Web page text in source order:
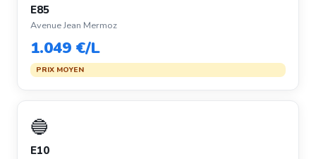
E85
Avenue Jean Mermoz
1.049 €/L
PRIX MOYEN
🔵
E10